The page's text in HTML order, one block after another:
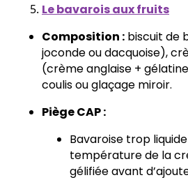
Le bavarois aux fruits
Composition : biscuit de
joconde ou dacquoise),
(crème anglaise +
coulis ou glaçage miroir.
Piège CAP :
Bavaroise trop
température de la
gélifiée avant